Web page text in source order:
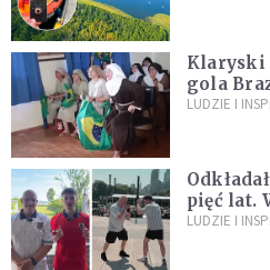
Klaryski
gola
LUDZIE I
pięć lat.
spełnić
LUDZIE I